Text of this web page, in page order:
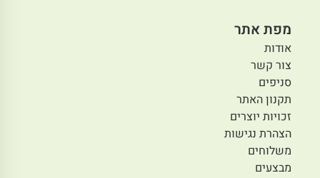
מפת אתר
אודות
צור קשר
סניפים
תקנון האתר
זכויות יוצרים
הצהרת נגישות
משלוחים
מבצעים